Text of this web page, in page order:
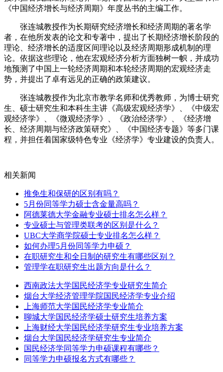
《中国经济增长与经济周期》年度丛书的主编工作。
张连城教授作为长期研究经济增长和经济周期的著名学
者，在他所发表的论文和专著中，提出了长期经济增长阶段的
理论、经济增长的适度区间理论以及经济周期形成机制的理
论。依据这些理论，他在宏观经济分析方面独树一帜，并成功
地预测了中国上一轮经济周期和本轮经济周期的宏观经济走
势，并提出了卓有远见的正确的政策建议。
张连城教授作为北京市教学名师和优秀教师，为博士研究
生、硕士研究生和本科生主讲《高级宏观经济学》、《中级宏
观经济学》、《微观经济学》、《政治经济学》、《经济增
长、经济周期与经济政策研究》、《中国经济专题》等多门课
程，并担任着国家级特色专业《经济学》专业建设的负责人。
相关新闻
推免生和保研的区别有吗？
5月份同等学力硕士含金量高吗？
阿德莱德大学金融专业硕士排名怎么样？
专业硕士与管理类联考的区别是什么？
UBC大学商学院硕士专业排名怎么样？
如何办理5月份同等学力申硕？
在职研究生和全日制的研究生有哪些区别？
管理学在职研究生出题方向是什么？
西南政法大学国民经济学专业研究生简介
烟台大学经济管理学院国民经济学专业介绍
上海师范大学国民经济学专业简介
聊城大学国民经济学硕士研究生培养方案
上海财经大学国民经济学研究生专业培养方案
烟台大学国民经济学研究生专业简介
国民经济学同等学力申硕课程有哪些？
同等学力申硕报名方式有哪些？